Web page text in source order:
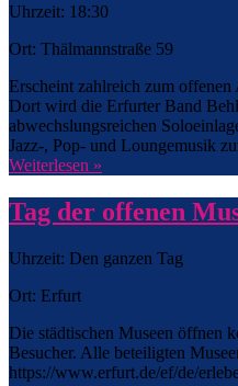
Uhrzeit: 18:30
Ort: Thälmannstraße 59
Erscheint zahlreich zum
Dort wird die Erfurter Band
abwechslungsreichen
Jazz-, Pop- und Loungemusik
Weiterlesen »
Tag der offenen
Uhrzeit: Den ganzen Tag
Ort: Erfurt
Die städtischen Museen öffnen
Besucher. Alle beteiligten
https://www.erfurt.de/ef/de/